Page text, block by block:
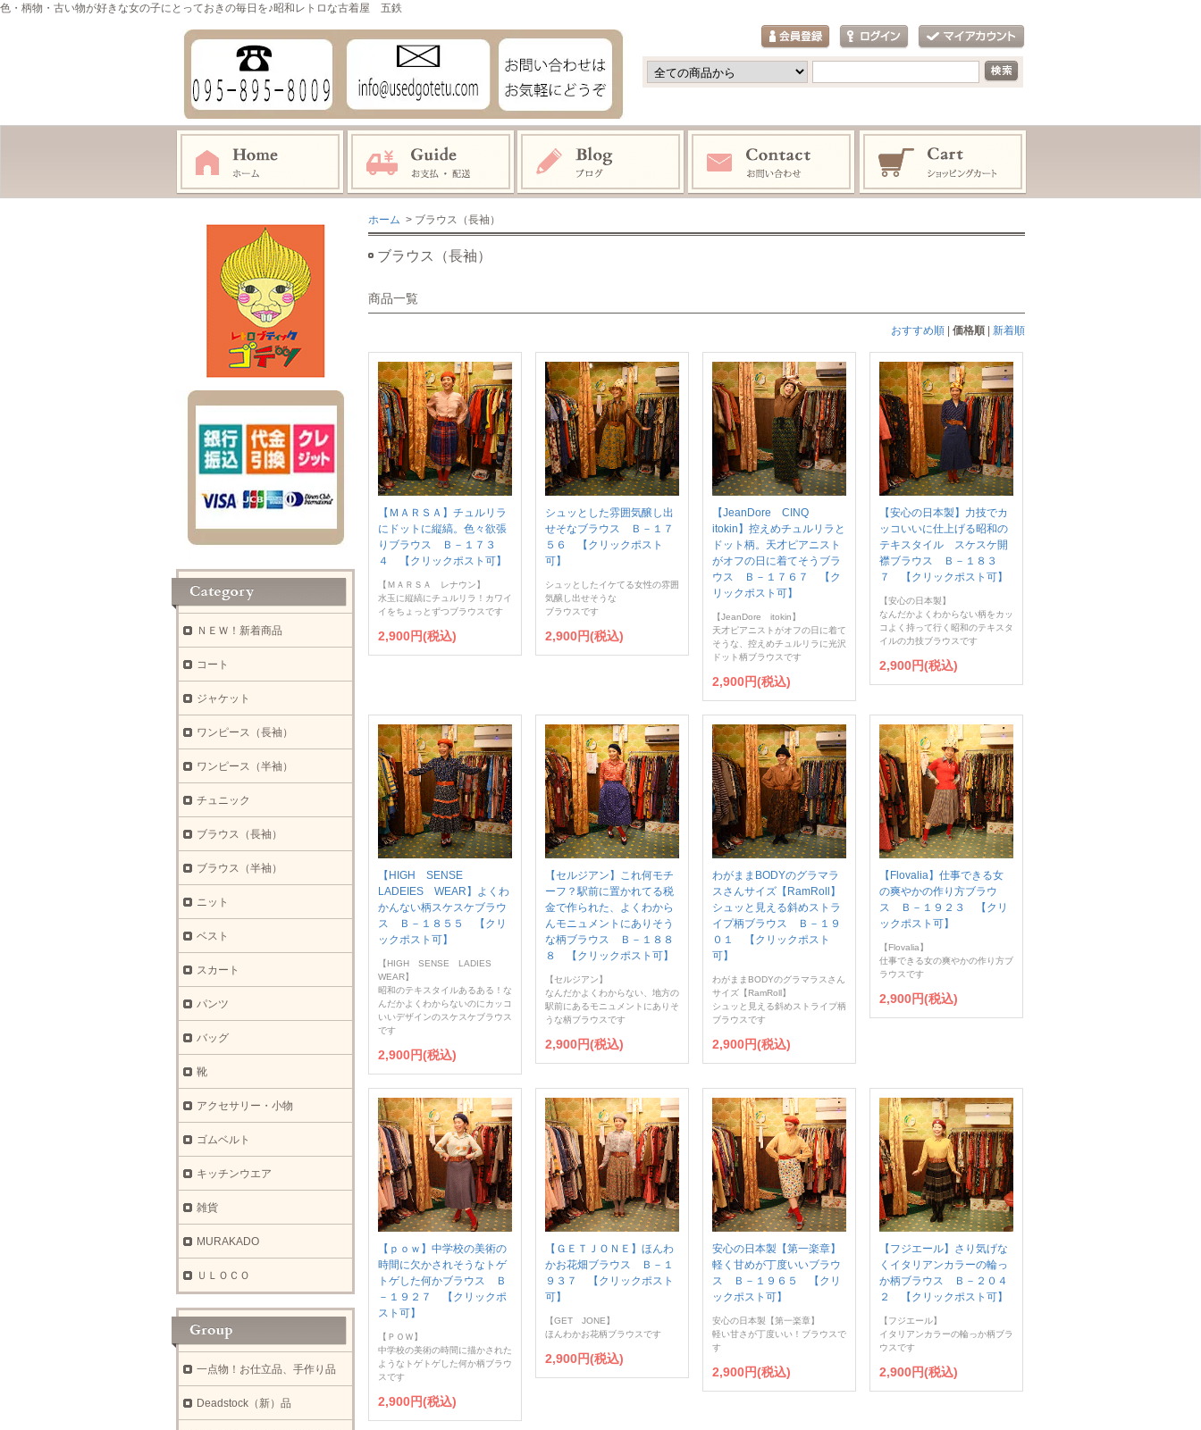
色・柄物・古い物が好きな女の子にとっておきの毎日を♪昭和レトロな古着屋 五鉄
ホーム > ブラウス（長袖）
ブラウス（長袖）
商品一覧
おすすめ順 価格順 新着順
【ＭＡＲＳＡ】チュルリラ
にドットに縦縞。色々欲張
りブラウス Ｂ－１７３
４ 【クリックポスト可】
【ＭＡＲＳＡ レナウン】
水玉に縦縞にチュルリラ！カワイ
イをちょっとずつブラウスです
2,900円(税込)
シュッとした雰囲気醸し出
せそなブラウス Ｂ－１７
５６ 【クリックポスト
可】
シュッとしたイケてる女性の雰囲
気醸し出せそうな
ブラウスです
2,900円(税込)
【JeanDore CINQ
itokin】控えめチュルリラと
ドット柄。天才ピアニスト
がオフの日に着てそうブラ
ウス Ｂ－１７６７ 【ク
リックポスト可】
【JeanDore itokin】
天才ピアニストがオフの日に着て
そうな、控えめチュルリラに光沢
ドット柄ブラウスです
2,900円(税込)
【安心の日本製】力技でカ
ッコいいに仕上げる昭和の
テキスタイル スケスケ開
襟ブラウス Ｂ－１８３
７ 【クリックポスト可】
【安心の日本製】
なんだかよくわからない柄をカッ
コよく持って行く昭和のテキスタ
イルの力技ブラウスです
2,900円(税込)
【HIGH SENSE
LADEIES WEAR】よくわ
かんない柄スケスケブラウ
ス Ｂ－１８５５ 【クリ
ックポスト可】
【HIGH SENSE LADIES
WEAR】
昭和のテキスタイルあるある！な
んだかよくわからないのにカッコ
いいデザインのスケスケブラウス
です
2,900円(税込)
【セルジアン】これ何モチ
ーフ？駅前に置かれてる税
金で作られた、よくわから
んモニュメントにありそう
な柄ブラウス Ｂ－１８８
８ 【クリックポスト可】
【セルジアン】
なんだかよくわからない、地方の
駅前にあるモニュメントにありそ
うな柄ブラウスです
2,900円(税込)
わがままBODYのグラマラ
スさんサイズ【RamRoll】
シュッと見える斜めストラ
イプ柄ブラウス Ｂ－１９
０１ 【クリックポスト
可】
わがままBODYのグラマラスさん
サイズ【RamRoll】
シュッと見える斜めストライプ柄
ブラウスです
2,900円(税込)
【Flovalia】仕事できる女
の爽やかの作り方ブラウ
ス Ｂ－１９２３ 【クリ
ックポスト可】
【Flovalia】
仕事できる女の爽やかの作り方ブ
ラウスです
2,900円(税込)
【ｐｏｗ】中学校の美術の
時間に欠かされそうなトゲ
トゲした何かブラウス Ｂ
－１９２７ 【クリックポ
スト可】
【ＰＯＷ】
中学校の美術の時間に描かされた
ようなトゲトゲした何か柄ブラウ
スです
2,900円(税込)
【ＧＥＴＪＯＮＥ】ほんわ
かお花畑ブラウス Ｂ－１
９３７ 【クリックポスト
可】
【GET JONE】
ほんわかお花柄ブラウスです
2,900円(税込)
安心の日本製【第一楽章】
軽く甘めが丁度いいブラウ
ス Ｂ－１９６５ 【クリ
ックポスト可】
安心の日本製【第一楽章】
軽い甘さが丁度いい！ブラウスで
す
2,900円(税込)
【フジエール】さり気げな
くイタリアンカラーの輪っ
か柄ブラウス Ｂ－２０４
２ 【クリックポスト可】
【フジエール】
イタリアンカラーの輪っか柄ブラ
ウスです
2,900円(税込)
ＮＥＷ！新着商品
コート
ジャケット
ワンピース（長袖）
ワンピース（半袖）
チュニック
ブラウス（長袖）
ブラウス（半袖）
ニット
ベスト
スカート
パンツ
バッグ
靴
アクセサリー・小物
ゴムベルト
キッチンウエア
雑貨
MURAKADO
ＵＬＯＣＯ
一点物！お仕立品、手作り品
Deadstock（新）品